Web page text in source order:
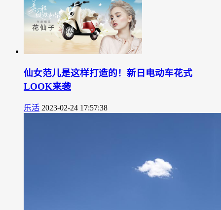
仙女范儿是这样打造的！新日电动车花式
LOOK来袭
乐活 2023-02-24 17:57:38